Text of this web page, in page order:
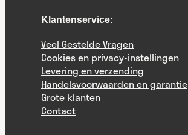
Klantenservice:
Veel Gestelde Vragen
Cookies en privacy-instellingen
Levering en verzending
Handelsvoorwaarden en garantie
Grote klanten
Contact